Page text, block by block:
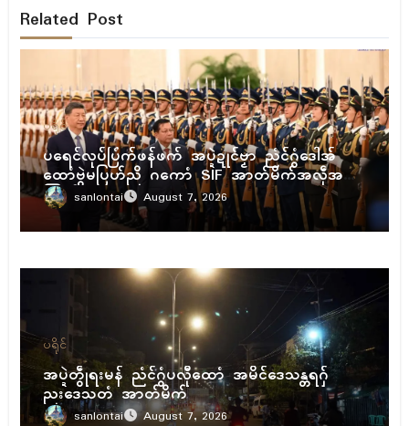
Related Post
ပရိုၚ်
ပရေၚ်လုပ်ပြံက်ဖန်ဖက် အပ္ဍဲဍုၚ်ဗၟာ ညံၚ်ဂွံဒေါအ်
ထောံဗွဲမပြဟ်ညိ ဂကောံ SIF အာတ်မိက်အလဵုအသဳ
ကြုက်sanlontai August 7, 2026
ပရိုၚ်
အပ္ဍဲတွဵုရးမန် ညံၚ်ဂွံပလီုထောံ အမိၚ်ဒေသန္တရဂှ်
ညးဒေသတံ အာတ်မိက်
sanlontai August 7, 2026